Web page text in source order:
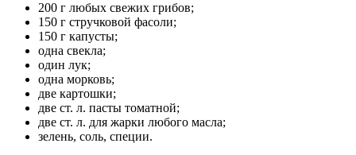
200 г любых свежих грибов;
150 г стручковой фасоли;
150 г капусты;
одна свекла;
один лук;
одна морковь;
две картошки;
две ст. л. пасты томатной;
две ст. л. для жарки любого масла;
зелень, соль, специи.